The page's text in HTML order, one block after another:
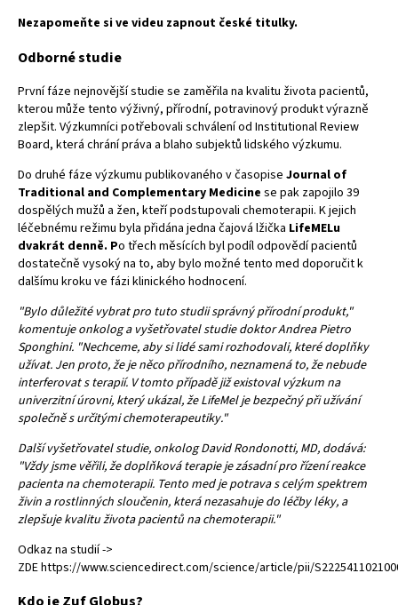
Nezapomeňte si ve videu zapnout české titulky.
Odborné studie
První fáze nejnovější studie se zaměřila na kvalitu života pacientů,
kterou může tento výživný, přírodní, potravinový produkt výrazně
zlepšit. Výzkumníci potřebovali schválení od Institutional Review
Board, která chrání práva a blaho subjektů lidského výzkumu.
Do druhé fáze výzkumu publikovaného v časopise Journal of
Traditional and Complementary Medicine se pak zapojilo 39
dospělých mužů a žen, kteří podstupovali chemoterapii. K jejich
léčebnému režimu byla přidána jedna čajová lžička LifeMELu
dvakrát denně. Po třech měsících byl podíl odpovědí pacientů
dostatečně vysoký na to, aby bylo možné tento med doporučit k
dalšímu kroku ve fázi klinického hodnocení.
"Bylo důležité vybrat pro tuto studii správný přírodní produkt,"
komentuje onkolog a vyšetřovatel studie doktor Andrea Pietro
Sponghini. "Nechceme, aby si lidé sami rozhodovali, které doplňky
užívat. Jen proto, že je něco přírodního, neznamená to, že nebude
interferovat s terapií. V tomto případě již existoval výzkum na
univerzitní úrovni, který ukázal, že LifeMel je bezpečný při užívání
společně s určitými chemoterapeutiky."
Další vyšetřovatel studie, onkolog David Rondonotti, MD, dodává:
"Vždy jsme věřili, že doplňková terapie je zásadní pro řízení reakce
pacienta na chemoterapii. Tento med je potrava s celým spektrem
živin a rostlinných sloučenin, která nezasahuje do léčby léky, a
zlepšuje kvalitu života pacientů na chemoterapii."
Odkaz na studií ->
ZDE https://www.sciencedirect.com/science/article/pii/